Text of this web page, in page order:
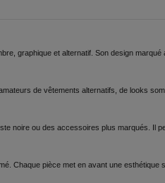
graphique et alternatif. Son design
de vêtements alternatifs, de looks
noire ou des accessoires plus marqués. Il
Chaque pièce met en avant une esthétique